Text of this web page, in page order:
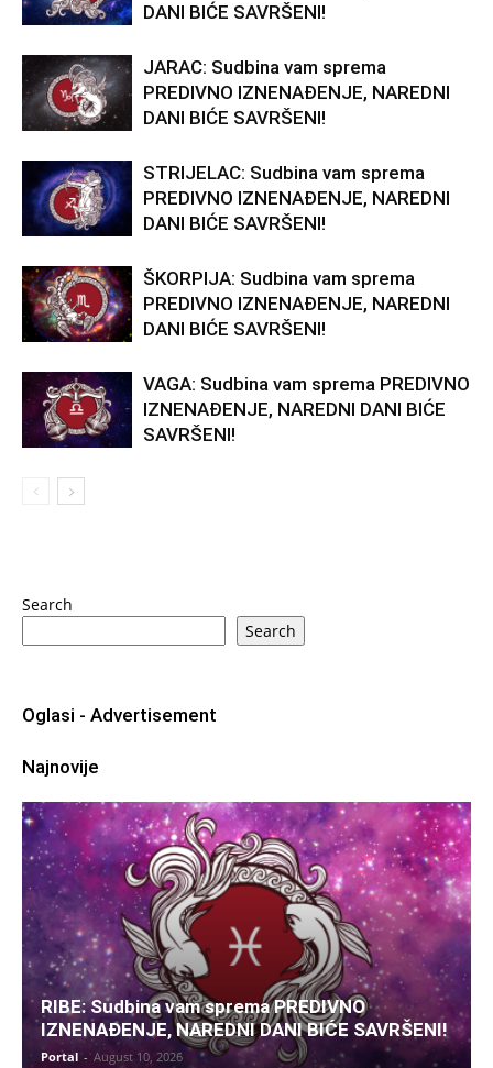
DANI BIĆE SAVRŠENI!
JARAC: Sudbina vam sprema
PREDIVNO IZNENAĐENJE, NAREDNI
DANI BIĆE SAVRŠENI!
STRIJELAC: Sudbina vam sprema
PREDIVNO IZNENAĐENJE, NAREDNI
DANI BIĆE SAVRŠENI!
ŠKORPIJA: Sudbina vam sprema
PREDIVNO IZNENAĐENJE, NAREDNI
DANI BIĆE SAVRŠENI!
VAGA: Sudbina vam sprema PREDIVNO
IZNENAĐENJE, NAREDNI DANI BIĆE
SAVRŠENI!
Search
Search
Oglasi - Advertisement
Najnovije
RIBE: Sudbina vam sprema PREDIVNO
IZNENAĐENJE, NAREDNI DANI BIĆE SAVRŠENI!
Portal - August 10, 2026